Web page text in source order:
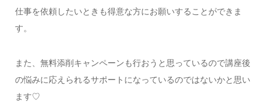
仕事を依頼したいときも得意な方にお願いすることができま
す。
また、無料添削キャンペーンも行おうと思っているので講座後
の悩みに応えられるサポートになっているのではないかと思い
ます♡